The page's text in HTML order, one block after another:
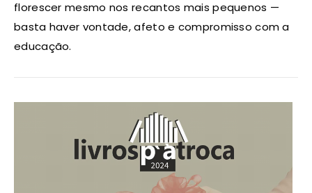
florescer mesmo nos recantos mais pequenos —
basta haver vontade, afeto e compromisso com a
educação.